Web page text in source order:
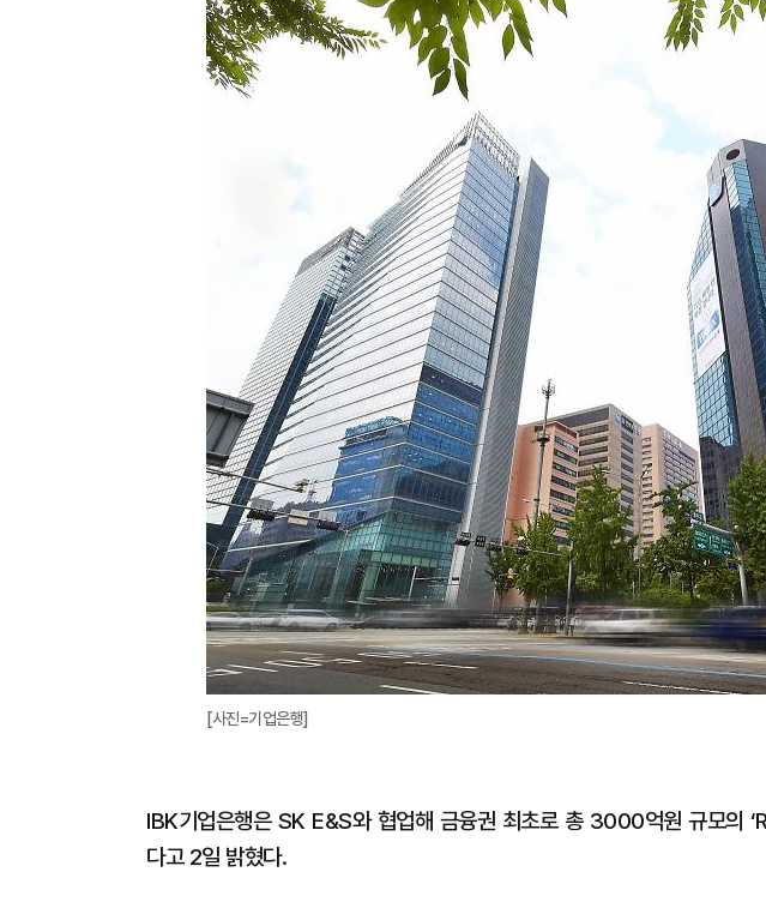
[사진=기업은행]
IBK기업은행은 SK E&S와 협업해 금융권 최초로 총 3000억원 규모의
다고 2일 밝혔다.